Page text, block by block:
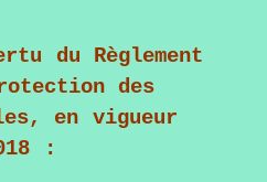
du Règlement
des
en vigueur
: